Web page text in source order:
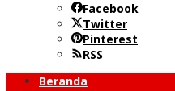
Facebook
Twitter
Pinterest
RSS
Beranda